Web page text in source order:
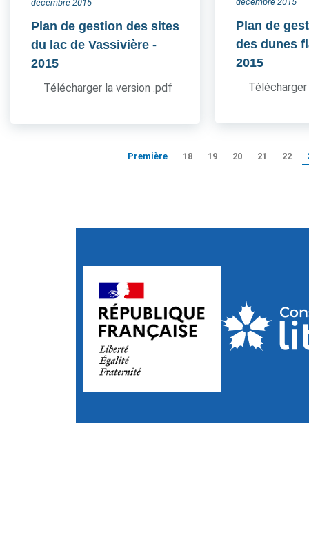
décembre 2015
Plan de gestion des sites
du lac de Vassivière -
2015
Télécharger la version .pdf
Plan de
des dunes
2015
Première 18 19 20 21 22